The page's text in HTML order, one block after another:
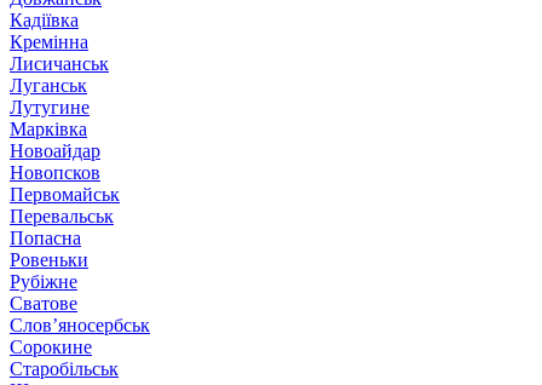
Кадіївка
Кремінна
Лисичанськ
Луганськ
Лутугине
Марківка
Новоайдар
Новопсков
Первомайськ
Перевальськ
Попасна
Ровеньки
Рубіжне
Сватове
Слов’яносербськ
Сорокине
Старобільськ